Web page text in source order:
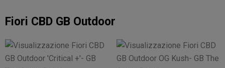
Fiori CBD GB Outdoor